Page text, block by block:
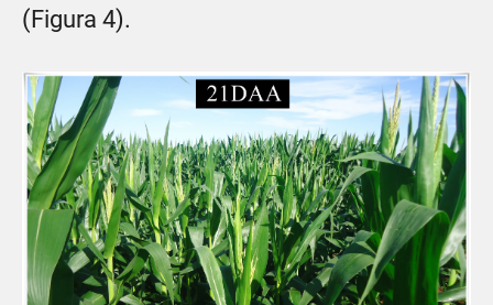
(Figura 4).